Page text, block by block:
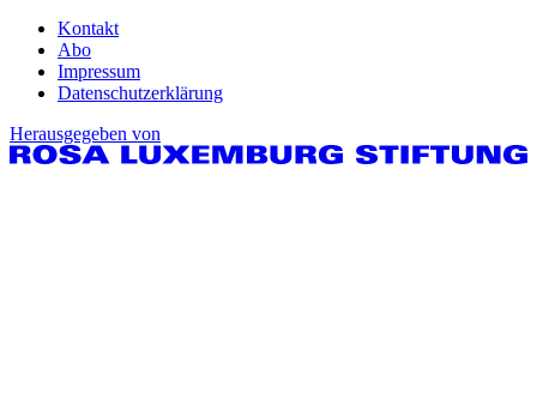
Kontakt
Abo
Impressum
Datenschutzerklärung
Herausgegeben von